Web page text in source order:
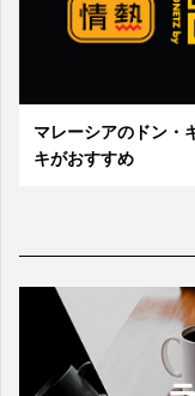
マレーシアのドン・
キがおすすめ